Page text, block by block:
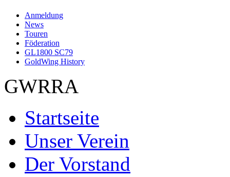
Anmeldung
News
Touren
Föderation
GL1800 SC79
GoldWing History
GWRRA
Startseite
Unser Verein
Der Vorstand